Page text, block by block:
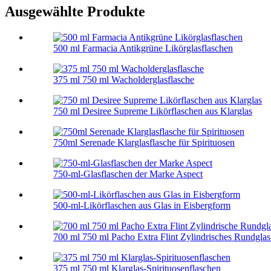
Ausgewählte Produkte
500 ml Farmacia Antikgrüne Likörglasflaschen
375 ml 750 ml Wacholderglasflasche
750 ml Desiree Supreme Likörflaschen aus Klarglas
750ml Serenade Klarglasflasche für Spirituosen
750-ml-Glasflaschen der Marke Aspect
500-ml-Likörflaschen aus Glas in Eisbergform
700 ml 750 ml Pacho Extra Flint Zylindrisches
375 ml 750 ml Klarglas-Spirituosenflaschen